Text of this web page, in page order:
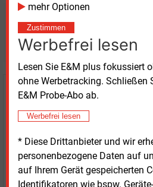
mehr Optionen
Zustimmen
Werbefrei lesen
Lesen Sie E&M plus fokussiert
ohne Werbetracking. Schließen
E&M Probe-Abo ab.
Werbefrei lesen
* Diese Drittanbieter und wir
personenbezogene Daten auf
auf Ihrem Gerät gespeicherten
Identifikatoren wie bspw.
Möchten Sie
weitere
Kaufen Sie den Artikel
erhalten Sie sofort diesen
nur € 2.98